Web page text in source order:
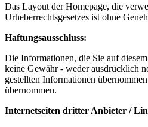
Das Layout der Homepage, die
Urheberrechtsgesetzes ist ohne
Haftungsausschluss:
Die Informationen, die Sie auf
keine Gewähr - weder ausdrücklich
gestellten Informationen
übernommen.
Internetseiten dritter Anbieter /